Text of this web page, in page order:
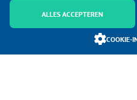
Onderdeel van Duijvelaar E-commerce
SoloMono.net
ALLES ACCEPTEREN
COOKIE-